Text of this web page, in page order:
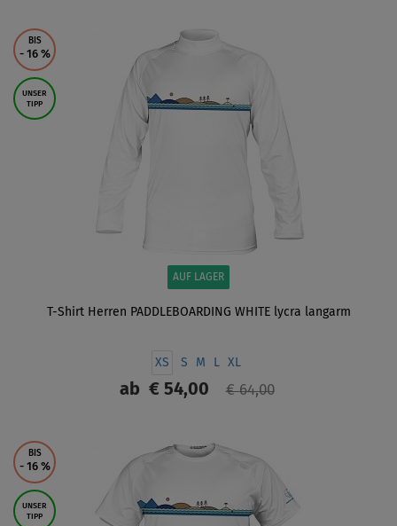
BIS
- 16 %
UNSER
TIPP
AUF LAGER
T-Shirt Herren PADDLEBOARDING WHITE lycra langarm
XS S M L XL
ab€ 54,00 € 64,00
BIS
- 16 %
UNSER
TIPP